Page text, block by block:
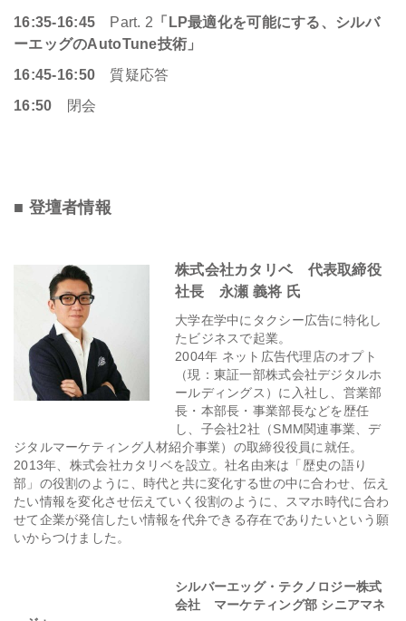
16:35-16:45 Part. 2 「LP最適化を可能にする、シルバ
ーエッグのAutoTune技術」
16:45-16:50 質疑応答
16:50 閉会
■ 登壇者情報
株式会社カタリベ 代表取締役
社長 永瀬 義将 氏
大学在学中にタクシー広告に特化し
たビジネスで起業。
2004年 ネット広告代理店のオプト
（現：東証一部株式会社デジタルホ
ールディングス）に入社し、営業部
長・本部長・事業部長などを歴任
し、子会社2社（SMM関連事業、デ
ジタルマーケティング人材紹介事業）の取締役役員に就任。
2013年、株式会社カタリベを設立。社名由来は「歴史の語り
部」の役割のように、時代と共に変化する世の中に合わせ、伝え
たい情報を変化させ伝えていく役割のように、スマホ時代に合わ
せて企業が発信したい情報を代弁できる存在でありたいという願
いからつけました。
シルバーエッグ・テクノロジー株式
会社 マーケティング部 シニアマネ